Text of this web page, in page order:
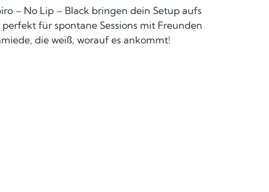
– No Lip – Black bringen dein Setup aufs
für spontane Sessions mit Freunden
die weiß, worauf es ankommt!